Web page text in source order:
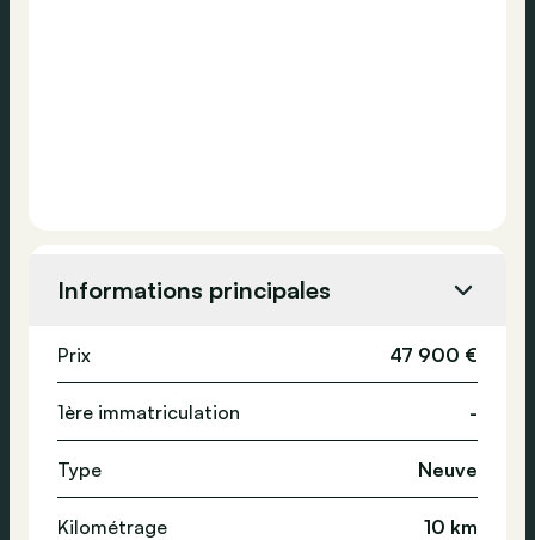
Informations principales
Prix 47 900 €
1ère immatriculation -
Type Neuve
Kilométrage 10 km